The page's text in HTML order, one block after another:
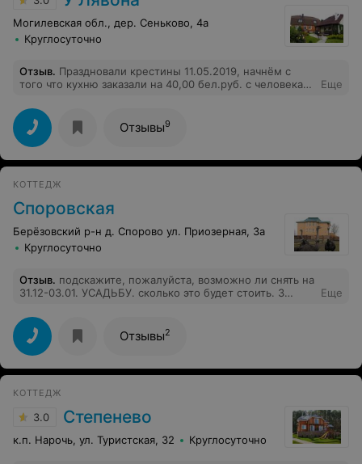
отдыха в удобных креслах. Остались только хорошие
воспоминания и хочется возвращаться еще.
Могилевская обл., дер. Сеньково, 4а
Круглосуточно
Отзыв. Праздновали крестины 11.05.2019, начнём с
того что кухню заказали на 40,00 бел.руб. с человека(
все перечисленные позиции,но в минимальных
количествах. Дальше нам предъявили что мы загнали
свой автомобиль на территорию (хотя мы изначально
спросили и нам открыли ворота). После мы снимали
дом с ночёвкой, но нам было сказано что дом не
хозяин (за сдачу дома мы заплатили 200,00 бел руб.) В
итоге приехал хозяин и нет чтобы решить проблему он
разговаривал на повышенных тонах. Не советуем это
место. Минус 5 звёзд.
Еще
Отзывы9
КОТТЕДЖ
Споровская
Берёзовский р-н д. Спорово ул. Приозерная, 3а
Круглосуточно
Отзыв. подскажите, пожалуйста, возможно ли снять на
31.12-03.01. УСАДЬБУ. сколько это будет стоить. 3
Еще
Отзывы2
КОТТЕДЖ
3.0 Степенево
к.п. Нарочь, ул. Туристская, 32 Круглосуточно